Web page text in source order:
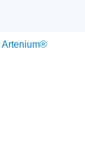
Artenium®